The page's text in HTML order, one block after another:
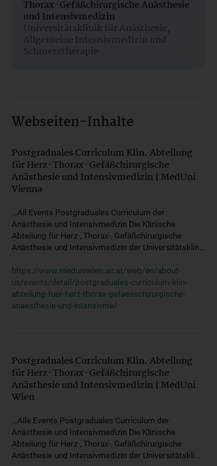
Thorax-Gefäßchirurgische Anästhesie
und Intensivmedizin
Universitätsklinik für Anästhesie,
Allgemeine Intensivmedizin und
Schmerztherapie
Webseiten-Inhalte
Postgraduales Curriculum Klin. Abteilung
für Herz-Thorax-Gefäßchirurgische
Anästhesie und Intensivmedizin | MedUni
Vienna
...All Events Postgraduales Curriculum der
Anästhesie und Intensivmedizin Die Klinische
Abteilung für Herz-, Thorax-, Gefäßchirurgische
Anästhesie und Intensivmedizin der Universitätsklin...
https://www.meduniwien.ac.at/web/en/about-
us/events/detail/postgraduales-curriculum-klin-
abteilung-fuer-herz-thorax-gefaesschirurgische-
anaesthesie-und-intensivme/
Postgraduales Curriculum Klin. Abteilung
für Herz-Thorax-Gefäßchirurgische
Anästhesie und Intensivmedizin | MedUni
Wien
...Alle Events Postgraduales Curriculum der
Anästhesie und Intensivmedizin Die Klinische
Abteilung für Herz-, Thorax-, Gefäßchirurgische
Anästhesie und Intensivmedizin der Universitätskli...